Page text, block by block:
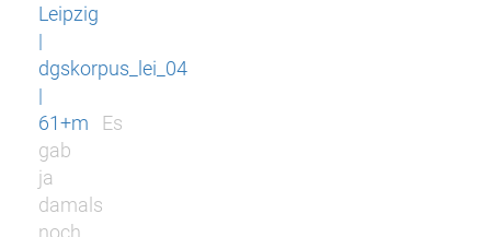
Leipzig
|
dgskorpus_lei_04
|
61+m
Es
gab
ja
damals
noch